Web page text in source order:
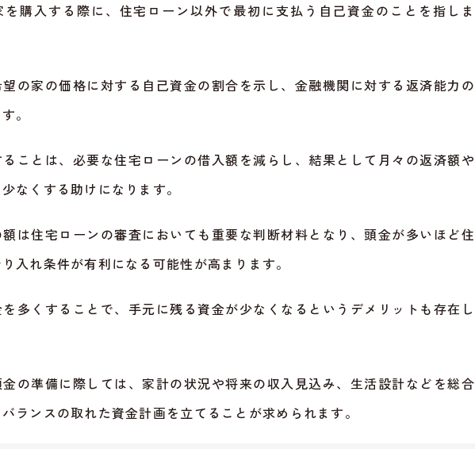
購入する際に、住宅ローン以外で最初に支払う自己資金のことを指しま
の家の価格に対する自己資金の割合を示し、金融機関に対する返済能力の
。
ことは、必要な住宅ローンの借入額を減らし、結果として月々の返済額や
なくする助けになります。
は住宅ローンの審査においても重要な判断材料となり、頭金が多いほど住
入れ条件が有利になる可能性が高まります。
を多くすることで、手元に残る資金が少なくなるというデメリットも存在し
の準備に際しては、家計の状況や将来の収入見込み、生活設計などを総合
バランスの取れた資金計画を立てることが求められます。